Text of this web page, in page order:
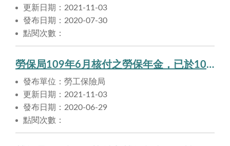
更新日期：2021-11-03
發布日期：2020-07-30
點閱次數：
勞保局109年6月核付之勞保年金，已於109年6月29日匯入申請人帳戶。
發布單位：勞工保險局
更新日期：2021-11-03
發布日期：2020-06-29
點閱次數：